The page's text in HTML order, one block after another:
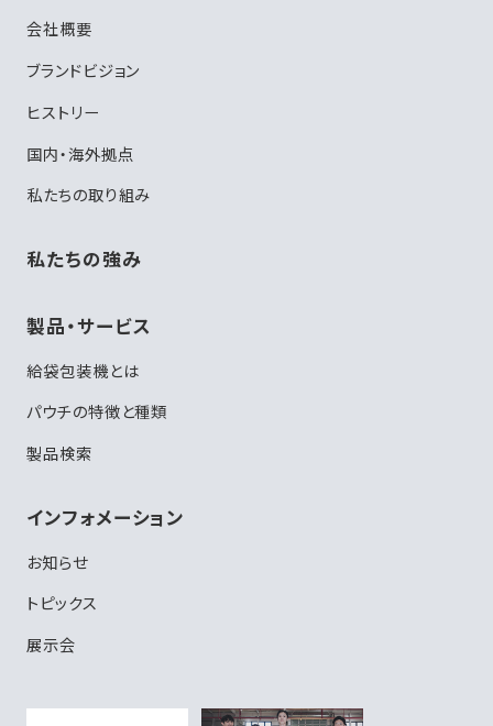
会社概要
ブランドビジョン
ヒストリー
国内・海外拠点
私たちの取り組み
私たちの強み
製品・サービス
給袋包装機とは
パウチの特徴と種類
製品検索
インフォメーション
お知らせ
トピックス
展示会